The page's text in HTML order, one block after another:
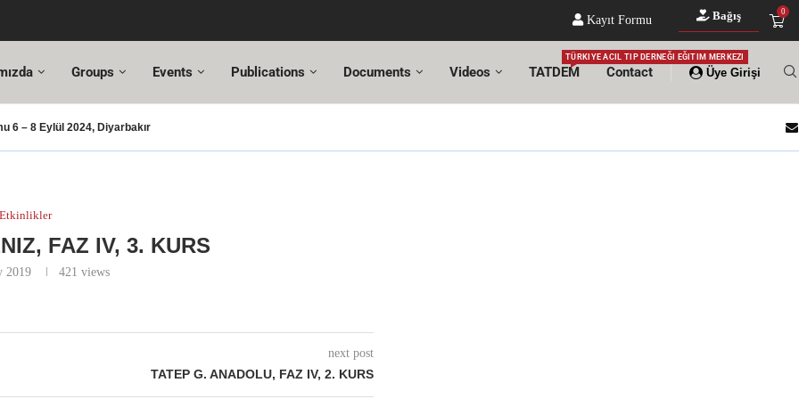
Kayıt Formu Bağış 0
Groups Events Publications Documents Videos TATDEM
TÜRKIYE ACIL TIP DERNEĞI EĞITIM MERKEZI
Contact Üye Girişi
6 – 8 Eylül 2024, Diyarbakır
Etkinlikler
FAZ IV, 3. KURS
2019 421 views
next post
TATEP G. ANADOLU, FAZ IV, 2. KURS